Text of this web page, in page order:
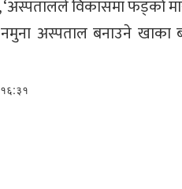
विकासमा फड्को
अस्पताल बनाउने